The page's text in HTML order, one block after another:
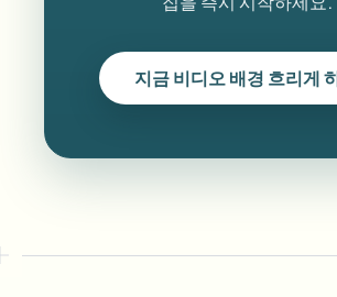
지금 비디오 배경 흐리게